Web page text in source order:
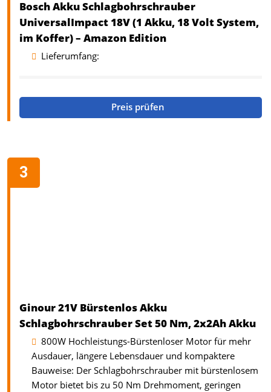
Bosch Akku Schlagbohrschrauber
UniversalImpact 18V (1 Akku, 18 Volt System,
im Koffer) – Amazon Edition
Lieferumfang:
Preis prüfen
Ginour 21V Bürstenlos Akku
Schlagbohrschrauber Set 50 Nm, 2x2Ah Akku
800W Hochleistungs-Bürstenloser Motor für mehr
Ausdauer, längere Lebensdauer und kompaktere
Bauweise: Der Schlagbohrschrauber mit bürstenlosem
Motor bietet bis zu 50 Nm Drehmoment, geringen